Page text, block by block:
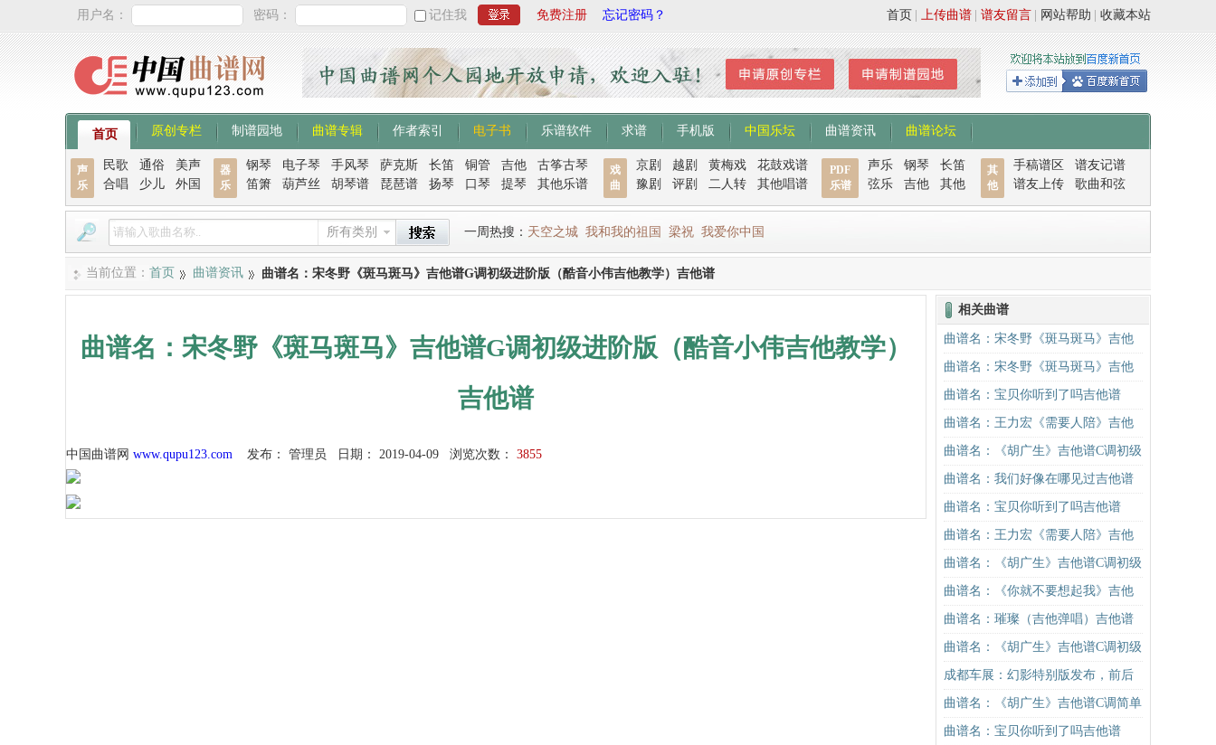
用户名： 密码： 记住我 免费注册 忘记密码？ 收藏本站
网站帮助
谱友留言
上传曲谱
首页
首页 原创专栏 制谱园地 曲谱专辑 作者索引 电子书 乐谱软件 求谱 手机版 中国乐坛 曲谱资讯 曲谱论坛
声
乐
民歌 通俗
美声
合唱
少儿 外国
器
乐
钢琴 电子琴 手风琴 萨克斯 长笛 铜管 吉他
古筝古琴
笛箫
葫芦丝 胡琴谱 琵琶谱 扬琴 口琴 提琴 其他乐谱
戏
曲
京剧 越剧 黄梅戏
花鼓戏谱
豫剧
评剧 二人转 其他唱谱
PDF
乐谱
声乐 钢琴
长笛
弦乐
吉他 其他
其
他
手稿谱区
谱友记谱
谱友上传
歌曲和弦
所有类别 一周热搜： 天空之城 我和我的祖国 梁祝 我爱你中国
当前位置： 首页 曲谱资讯 曲谱名：宋冬野《斑马斑马》吉他谱G调初级进阶版（酷音小伟吉他教学）吉他谱
曲谱名：宋冬野《斑马斑马》吉他谱G调初级进阶版（酷音小伟吉他教学）
吉他谱
中国曲谱网 www.qupu123.com 发布： 管理员 日期： 2019-04-09 浏览次数： 3855
相关曲谱
曲谱名：宋冬野《斑马斑马》吉他
谱C调简单版（酷音小伟吉他教学）
吉他谱
曲谱名：宋冬野《斑马斑马》吉他
谱G调初级进阶版（酷音小伟吉他教
学）吉他谱
曲谱名：宝贝你听到了吗吉他谱
曲谱名：王力宏《需要人陪》吉他
谱C调原版（酷音小伟吉他教学）吉
他谱
曲谱名：《胡广生》吉他谱C调初级
进阶版（酷音小伟吉他弹唱教学）
吉他谱
曲谱名：我们好像在哪见过吉他谱
曲谱名：宝贝你听到了吗吉他谱
曲谱名：王力宏《需要人陪》吉他
谱C调原版（酷音小伟吉他教学）吉
他谱
曲谱名：《胡广生》吉他谱C调初级
进阶版（酷音小伟吉他弹唱教学）
吉他谱
曲谱名：《你就不要想起我》吉他
谱C调简单版吉他谱
曲谱名：璀璨（吉他弹唱）吉他谱
曲谱名：《胡广生》吉他谱C调初级
进阶版（酷音小伟吉他弹唱教学）
吉他谱
成都车展：幻影特别版发布，前后
排隔断
曲谱名：《胡广生》吉他谱C调简单
版（酷音小伟吉他弹唱教学）吉他
曲谱名：宝贝你听到了吗吉他谱